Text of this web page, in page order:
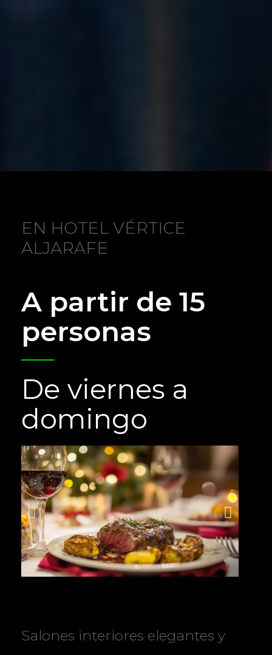
EN HOTEL VÉRTICE
ALJARAFE
A partir de 15
personas
De viernes a
domingo
Salones interiores elegantes y